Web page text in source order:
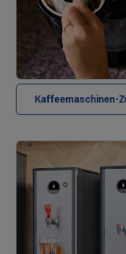
Kaffeemaschinen-